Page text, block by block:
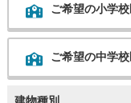
ご希望の小学
ご希望の中学
建物種別